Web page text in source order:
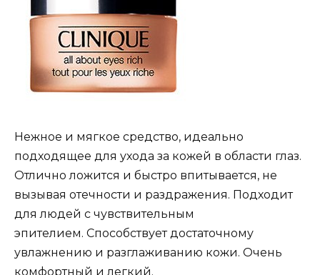
Нежное и мягкое средство, идеально
подходящее для ухода за кожей в области глаз.
Отлично ложится и быстро впитывается, не
вызывая отечности и раздражения. Подходит
для людей с чувствительным
эпителием. Способствует достаточному
увлажнению и разглаживанию кожи. Очень
комфортный и легкий.